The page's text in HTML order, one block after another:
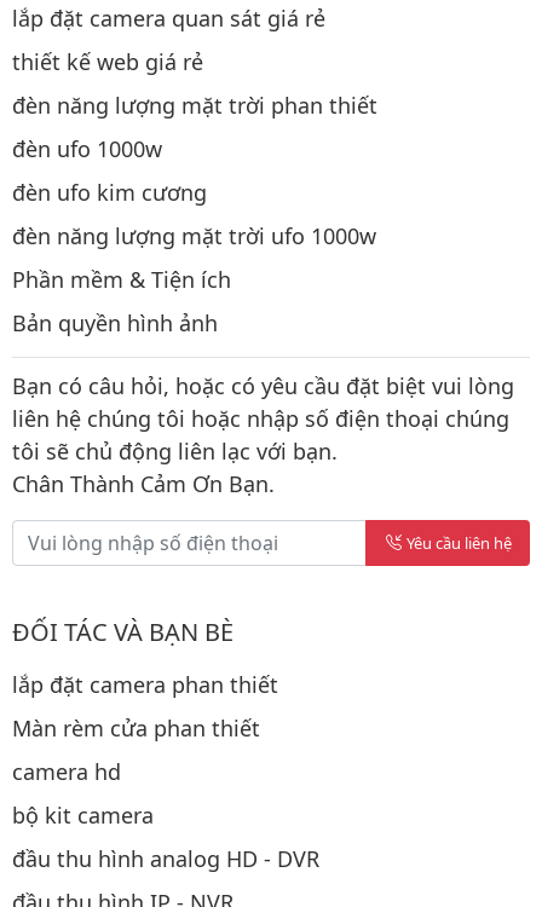
lắp đặt camera quan sát giá rẻ
thiết kế web giá rẻ
đèn năng lượng mặt trời phan thiết
đèn ufo 1000w
đèn ufo kim cương
đèn năng lượng mặt trời ufo 1000w
Phần mềm & Tiện ích
Bản quyền hình ảnh
Bạn có câu hỏi, hoặc có yêu cầu đặt biệt vui lòng
liên hệ chúng tôi hoặc nhập số điện thoại chúng
tôi sẽ chủ động liên lạc với bạn.
Chân Thành Cảm Ơn Bạn.
Yêu cầu liên hệ
ĐỐI TÁC VÀ BẠN BÈ
lắp đặt camera phan thiết
Màn rèm cửa phan thiết
camera hd
bộ kit camera
đầu thu hình analog HD - DVR